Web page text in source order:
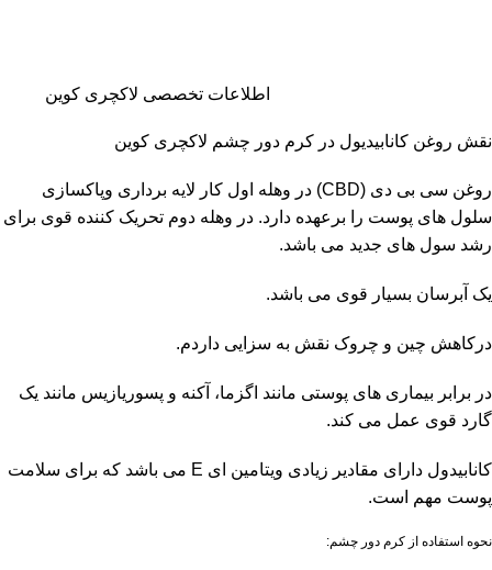
اطلاعات تخصصی لاکچری کوین
نقش روغن کانابیدیول در کرم دور چشم لاکچری کوین
روغن سی بی دی (CBD) در وهله اول کار لایه برداری وپاکسازی
سلول های پوست را برعهده دارد. در وهله دوم تحریک کننده قوی برای
رشد سول های جدید می باشد.
یک آبرسان بسیار قوی می باشد.
درکاهش چین و چروک نقش به سزایی داردم.
در برابر بیماری های پوستی مانند اگزما، آکنه و پسوریازیس مانند یک
گارد قوی عمل می کند.
کانابیدول دارای مقادیر زیادی ویتامین ای E می باشد که برای سلامت
پوست مهم است.
نحوه استفاده از کرم دور چشم: